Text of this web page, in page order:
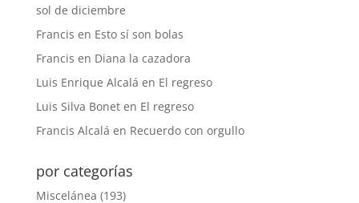
sol de diciembre
Francis en Esto sí son bolas
Francis en Diana la cazadora
Luis Enrique Alcalá en El regreso
Luis Silva Boneten El regreso
Francis Alcalá en Recuerdo con orgullo
por categorías
Miscelánea (193)